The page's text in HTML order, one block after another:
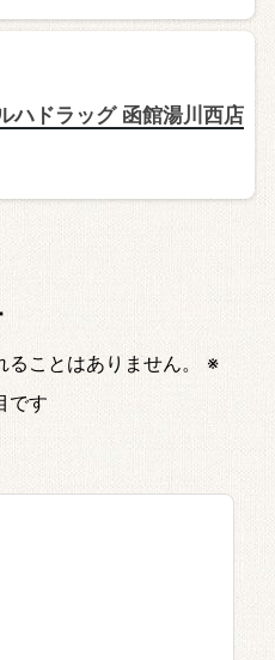
ハドラッグ 函館湯川西店
ことはありません。
※
です